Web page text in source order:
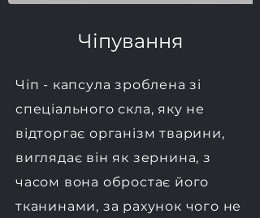
Чіпування
Чіп - капсула зроблена зі
спеціального скла, яку не
відторгає організм тварини,
виглядає він як зернина, з
часом вона обростає його
тканинами, за рахунок чого не